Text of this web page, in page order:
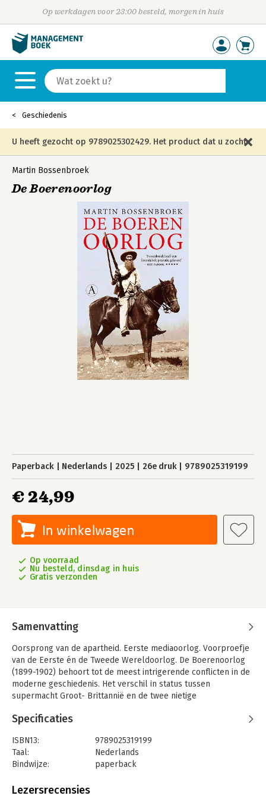
Op werkdagen voor 23:00 besteld, morgen in huis
Geschiedenis
U heeft gezocht op 9789025302429. Het product dat u zocht
is niet meer in die editie leverbaar en is vervangen door de
onderstaande editie.
Martin Bossenbroek
De Boerenoorlog
Paperback Nederlands 2025 26e druk 9789025319199
€ 24,99
In winkelwagen
Op voorraad
Nu besteld, dinsdag in huis
Gratis verzonden
Samenvatting
Oorsprong van de apartheid. Eerste mediaoorlog. Voorproefje
van de Eerste én de Tweede Wereldoorlog. De Boerenoorlog
(1899-1902) behoort tot de meest intrigerende conflicten in de
moderne geschiedenis. Het verschil in status tussen
supermacht Groot- Brittannië en de twee nietige
door afstammelingen van Nederlandse kolonisten, was bizar
winnen, tot en met systematische terreur tegen de
burgerbevolking.
De Boeren leken ten onder te gaan, als tragische helden van
wonnen ze de vrede. Ze herschiepen Zuid-Afrika in een land
Specificaties
ISBN13:
9789025319199
Taal:
Nederlands
Bindwijze:
paperback
Uitgever:
Lezersrecensies